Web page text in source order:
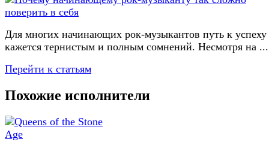
Для многих начинающих рок-музыкантов путь к успеху
кажется тернистым и полным сомнений. Несмотря на ...
Перейти к статьям
Похожие исполнители